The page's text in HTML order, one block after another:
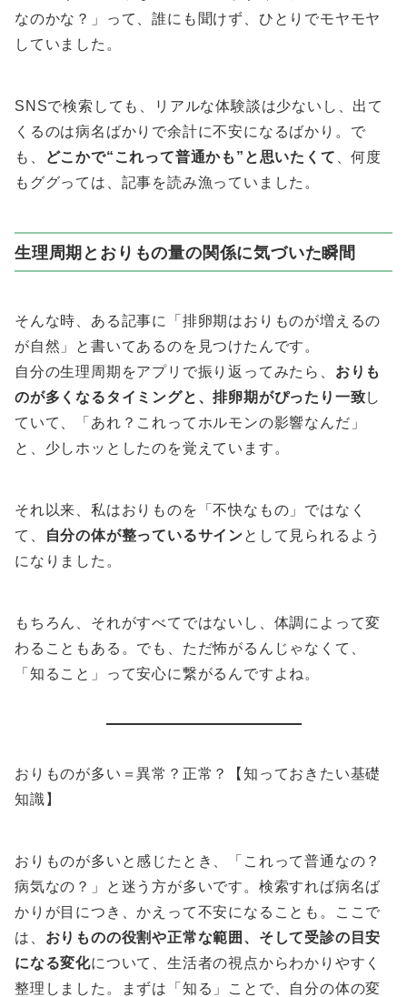
なのかな？」って、誰にも聞けず、ひとりでモヤモヤ
していました。
SNSで検索しても、リアルな体験談は少ないし、出て
くるのは病名ばかりで余計に不安になるばかり。で
も、
どこかで“これって普通かも”と思いたくて 、何度
もググっては、記事を読み漁っていました。
生理周期とおりもの量の関係に気づいた瞬間
そんな時、ある記事に「排卵期はおりものが増えるの
が自然」と書いてあるのを見つけたんです。
自分の生理周期をアプリで振り返ってみたら、 おりも
のが多くなるタイミングと、排卵期がぴったり一致し
ていて、「あれ？これってホルモンの影響なんだ」
と、少しホッとしたのを覚えています。
それ以来、私はおりものを「不快なもの」ではなく
て、
自分の体が整っているサインとして見られるよう
になりました。
もちろん、それがすべてではないし、体調によって変
わることもある。でも、ただ怖がるんじゃなくて、
「知ること」って安心に繋がるんですよね。
おりものが多い＝異常？正常？【知っておきたい基礎
知識】
おりものが多いと感じたとき、「これって普通なの？
病気なの？」と迷う方が多いです。検索すれば病名ば
かりが目につき、かえって不安になることも。ここで
は、 おりものの役割や正常な範囲、そして受診の目安
になる変化について、生活者の視点からわかりやすく
整理しました。まずは「知る」ことで、自分の体の変